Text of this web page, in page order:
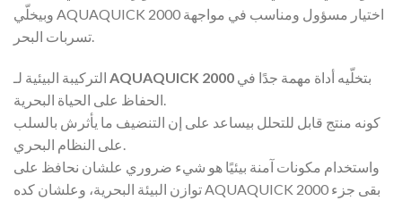
وبيخلّي AQUAQUICK 2000 اختيار مسؤول ومناسب في مواجهة
تسربات البحر.
AQUAQUICK 2000
الحفاظ على الحياة البحرية.
كونه منتج قابل للتحلل بيساعد على إن التنضيف ما يأثرش بالسلب
على النظام البحري.
واستخدام مكونات آمنة بيئيًا هو شيء ضروري علشان نحافظ على
توازن البيئة البحرية، وعلشان كده AQUAQUICK 2000 بقى جزء